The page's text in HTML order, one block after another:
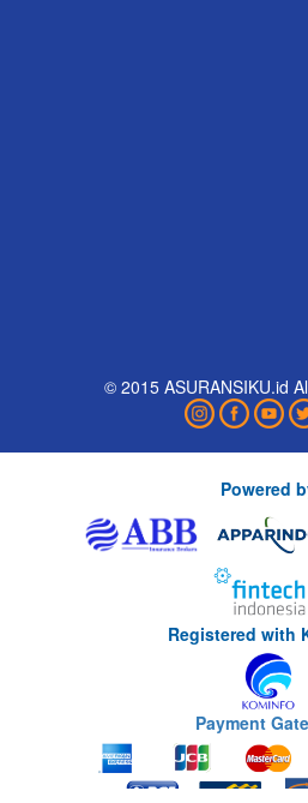
© 2015 ASURANSIKU.id
Powered
Registered with
Payment